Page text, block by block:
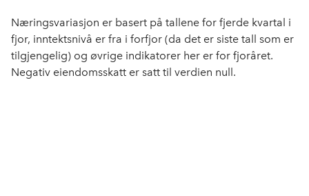
Næringsvariasjon er basert på tallene for fjerde kvartal i
fjor, inntektsnivå er fra i forfjor (da det er siste tall som er
tilgjengelig) og øvrige indikatorer her er for fjoråret.
Negativ eiendomsskatt er satt til verdien null.